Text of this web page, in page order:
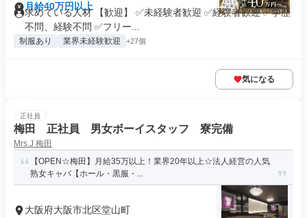
月給40万円以上
求めている人材 【歓迎】 ✅未経験者歓迎 ✅経験者歓迎 ✅学歴
不問、経験不問 ✅フリー...
制服あり 業界未経験歓迎 +27個
気になる
正社員
梅田 正社員 男女ボーイスタッフ 寮完備
Mrs.J 梅田
【OPEN☆梅田】月給35万以上！業界20年以上☆法人経営の人気
熟女キャバ【ホール・黒服・...
大阪府大阪市北区堂山町